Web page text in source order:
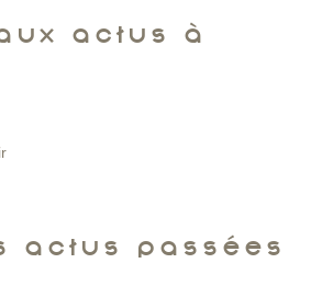
ACTUS À
ACTUS PASSÉES